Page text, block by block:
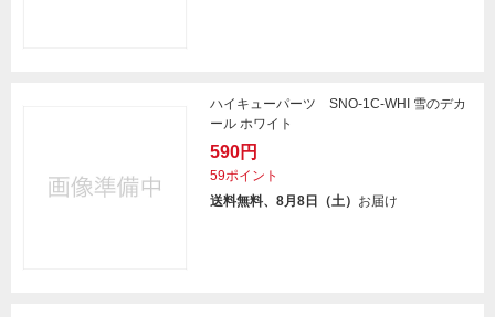
ハイキューパーツ SNO-1C-WHI 雪のデカ
ール ホワイト
590円
59ポイント
送料無料、8月8日（土） お届け